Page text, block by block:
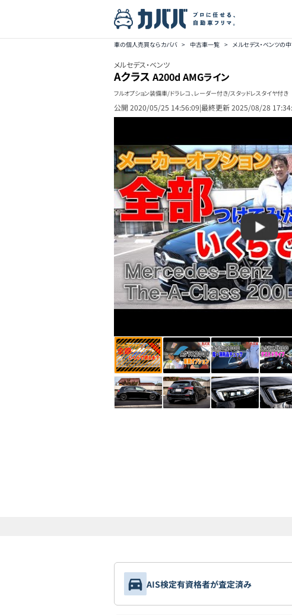
車の個人売買ならカババ > 中古車一覧 > メルセデス・ベンツの
メルセデス・ベンツ
Aクラス A200d AMGライン
フルオプション装備車/ドラレコ、レーダー付き/スタッドレスタイヤ付き
公開 2020/05/25 14:56:09|最終更新2025/08/28
AIS検定有資格者が査定済み